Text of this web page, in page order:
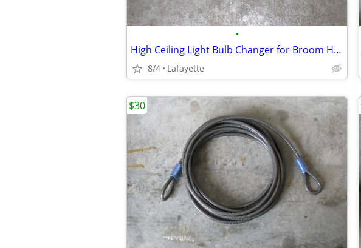
•
High Ceiling Light Bulb Changer for Broom Handle
8/4 Lafayette
$30